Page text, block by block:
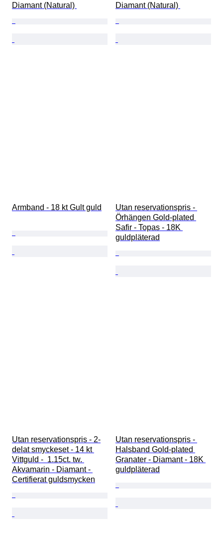
Diamant (Natural) Diamant (Natural)
Armband - 18 kt Gult guld
Utan reservationspris -
Örhängen Gold-plated
Safir - Topas - 18K
guldpläterad
Utan reservationspris - 2-
delat smyckeset - 14 kt
Vittguld -  1.15ct. tw.
Akvamarin - Diamant -
Certifierat guldsmycken
Utan reservationspris -
Halsband Gold-plated
Granater - Diamant - 18K
guldpläterad